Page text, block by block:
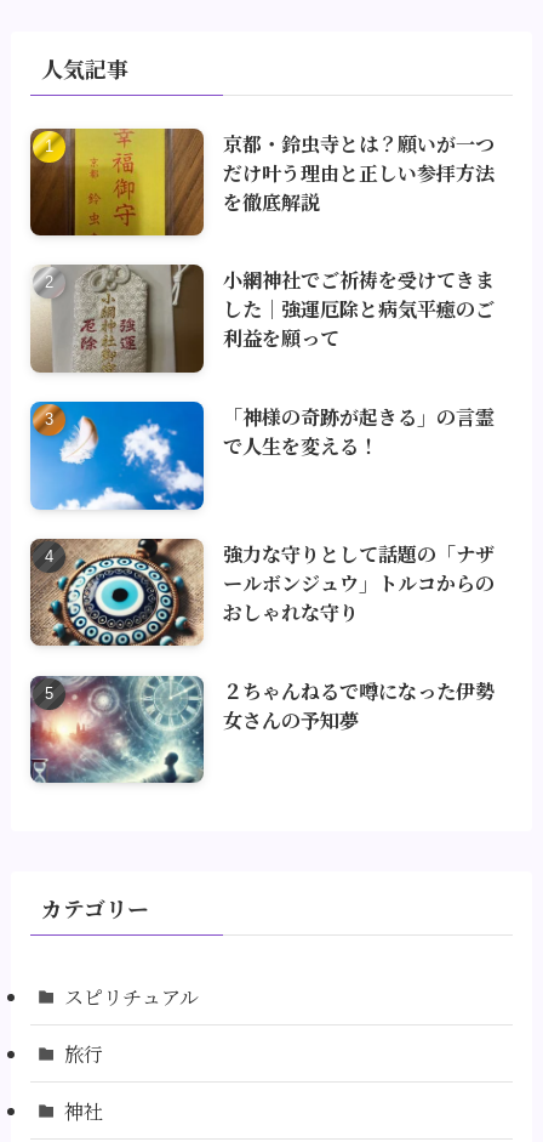
人気記事
京都・鈴虫寺とは？願いが一つ
だけ叶う理由と正しい参拝方法
を徹底解説
小網神社でご祈祷を受けてきま
した｜強運厄除と病気平癒のご
利益を願って
「神様の奇跡が起きる」の言霊
で人生を変える！
強力な守りとして話題の「ナザ
ールボンジュウ」トルコからの
おしゃれな守り
２ちゃんねるで噂になった伊勢
女さんの予知夢
カテゴリー
スピリチュアル
旅行
神社